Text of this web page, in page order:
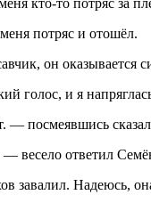
потряс и отошёл.
он оказывается
голос, и я
посмеявшись сказал
весело ответил
завалил. Надеюсь,